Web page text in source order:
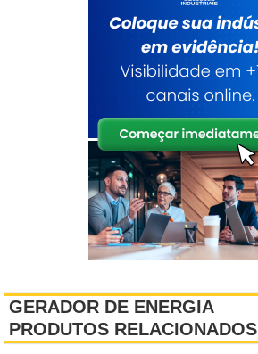
GERADOR DE ENERGIA
PRODUTOS RELACIONADOS